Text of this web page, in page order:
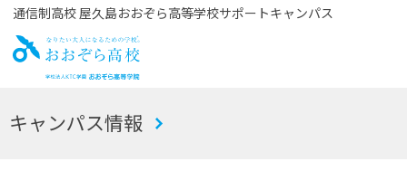
通信制高校 屋久島おおぞら高等学校サポートキャンパス
お
キャンパス情報